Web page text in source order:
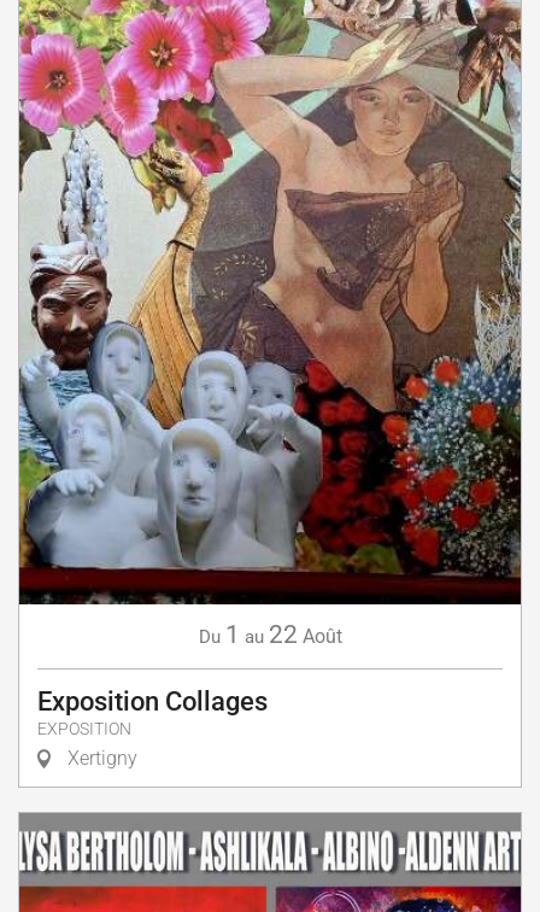
Du 1 au 22 Août
Exposition Collages
EXPOSITION
Xertigny